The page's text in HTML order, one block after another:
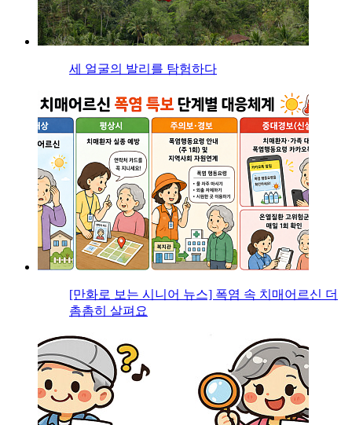
세 얼굴의 발리를 탐험하다
[만화로 보는 시니어 뉴스] 폭염 속 치매어르신 더
촘촘히 살펴요